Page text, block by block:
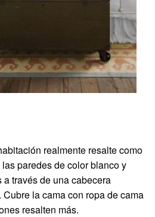
realmente resalte como
paredes de color blanco y
través de una cabecera
la cama con ropa de cama
resalten más.